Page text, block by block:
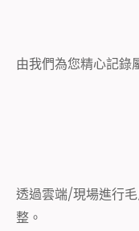
由我們為您精心記錄
透過雲端/現場進行
整。